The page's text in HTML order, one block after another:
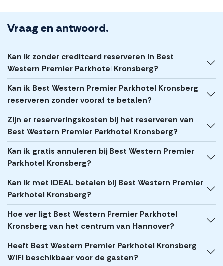
Vraag en antwoord.
Kan ik zonder creditcard reserveren in Best
Western Premier Parkhotel Kronsberg?
Kan ik Best Western Premier Parkhotel Kronsberg
reserveren zonder vooraf te betalen?
Zijn er reserveringskosten bij het reserveren van
Best Western Premier Parkhotel Kronsberg?
Kan ik gratis annuleren bij Best Western Premier
Parkhotel Kronsberg?
Kan ik met iDEAL betalen bij Best Western Premier
Parkhotel Kronsberg?
Hoe ver ligt Best Western Premier Parkhotel
Kronsberg van het centrum van Hannover?
Heeft Best Western Premier Parkhotel Kronsberg
WIFI beschikbaar voor de gasten?